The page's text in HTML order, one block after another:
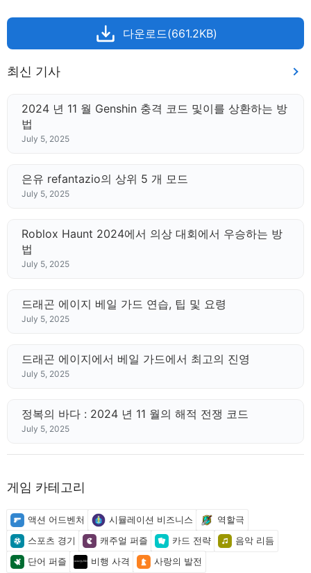
다운로드(661.2KB)
최신 기사
2024 년 11 월 Genshin 충격 코드 및이를 상환하는 방
법
July 5, 2025
은유 refantazio의 상위 5 개 모드
July 5, 2025
Roblox Haunt 2024에서 의상 대회에서 우승하는 방
법
July 5, 2025
드래곤 에이지 베일 가드 연습, 팁 및 요령
July 5, 2025
드래곤 에이지에서 베일 가드에서 최고의 진영
July 5, 2025
정복의 바다 : 2024 년 11 월의 해적 전쟁 코드
July 5, 2025
게임 카테고리
액션 어드벤처 시뮬레이션 비즈니스
역할극
스포츠 경기
캐주얼 퍼즐 카드 전략
음악 리듬
단어 퍼즐
비행 사격 사랑의 발전